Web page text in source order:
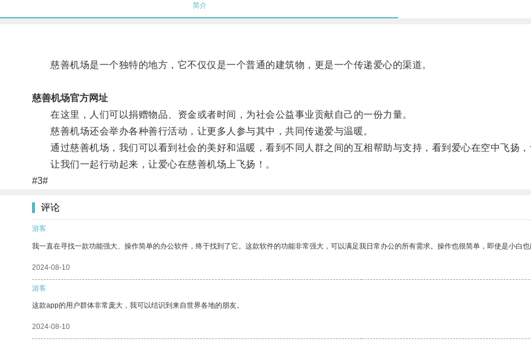
简介
慈善机场是一个独特的地方，它不仅仅是一个普通的建筑物，更是一个传递爱心的渠道。
慈善机场官方网址
在这里，人们可以捐赠物品、资金或者时间，为社会公益事业贡献自己的一份力量。
慈善机场还会举办各种善行活动，让更多人参与其中，共同传递爱与温暖。
通过慈善机场，我们可以看到社会的美好和温暖，看到不同人群之间的互相帮助与支持，看到爱心在空中飞扬，
让我们一起行动起来，让爱心在慈善机场上飞扬！。
#3#
评论
游客
我一直在寻找一款功能强大、操作简单的办公软件，终于找到了它。这款软件的功能非常强大，可以满足我日常办公的所有需求。操作也很简单，即使是小白也
2024-08-10
游客
这款app的用户群体非常庞大，我可以结识到来自世界各地的朋友。
2024-08-10